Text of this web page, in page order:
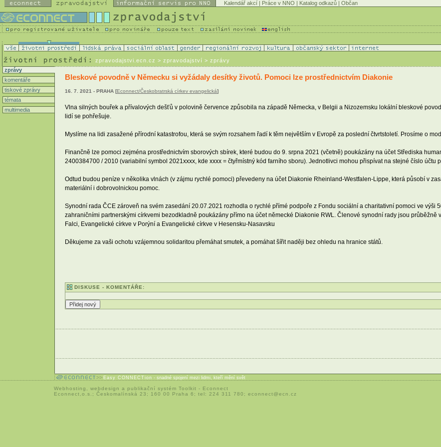
Kalendář akcí | Práce v NNO | Katalog odkazů | Občan
zpravodajstvi.ecn.cz > zpravodajství > zprávy
zprávy
komentáře
tiskové zprávy
témata
multimedia
Bleskové povodně v Německu si vyžádaly desítky životů. Pomoci lze prostřednictvím Diakonie
16. 7. 2021 - PRAHA [Econnect/Českobratrská církev evangelická]
Vlna silných bouřek a přívalových dešťů v polovině července způsobila na západě Německa, v Belgii a Nizozemsku lokální bleskové
lidí se pohřešuje.
Myslíme na lidi zasažené přírodní katastrofou, která se svým rozsahem řadí k těm největším v Evropě za poslední čtvrtstoletí. Prosíme o
Finančně lze pomoci zejména prostřednictvím sborových sbírek, které budou do 9. srpna 2021 (včetně) poukázány na účet Střediska
2400384700 / 2010 (variabilní symbol 2021xxxx, kde xxxx = čtyřmístný kód farního sboru). Jednotlivci mohou přispívat na stejné číslo účtu
Odtud budou peníze v několika vlnách (v zájmu rychlé pomoci) převedeny na účet Diakonie Rheinland-Westfalen-Lippe, která působí v
materiální i dobrovolnickou pomoc.
Synodní rada ČCE zároveň na svém zasedání 20.07.2021 rozhodla o rychlé přímé podpoře z Fondu sociální a charitativní pomoci ve výši
zahraničními partnerskými církvemi bezodkladně poukázány přímo na účet německé Diakonie RWL. Členové synodní rady jsou průběžně
Falci, Evangelické církve v Porýní a Evangelické církve v Hesensku-Nasavsku
Děkujeme za vaši ochotu vzájemnou solidaritou přemáhat smutek, a pomáhat šířit naději bez ohledu na hranice států.
DISKUSE - KOMENTÁŘE:
Easy CONNECTion - snadné spojení mezi lidmi, kteří mění svět
Webhosting webdesign a publikační systém Toolkit - Econnect
Econnect,o.s.; Českomalínská 23; 160 00 Praha 6; tel: 224 311 780; econnect@ecn.cz